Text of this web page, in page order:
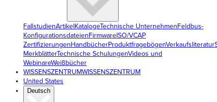
FallstudienArtikelKatalogeTechnische UnternehmenFeldbus-
KonfigurationsdateienFirmwareISO/VCAP
ZertifizierungenHandbücherProduktfragebögenVerkaufsliteratur
MerkblätterTechnische SchulungenVideos und
WebinareWeißbücher
WISSENSZENTRUMWISSENSZENTRUM
United States
Deutsch